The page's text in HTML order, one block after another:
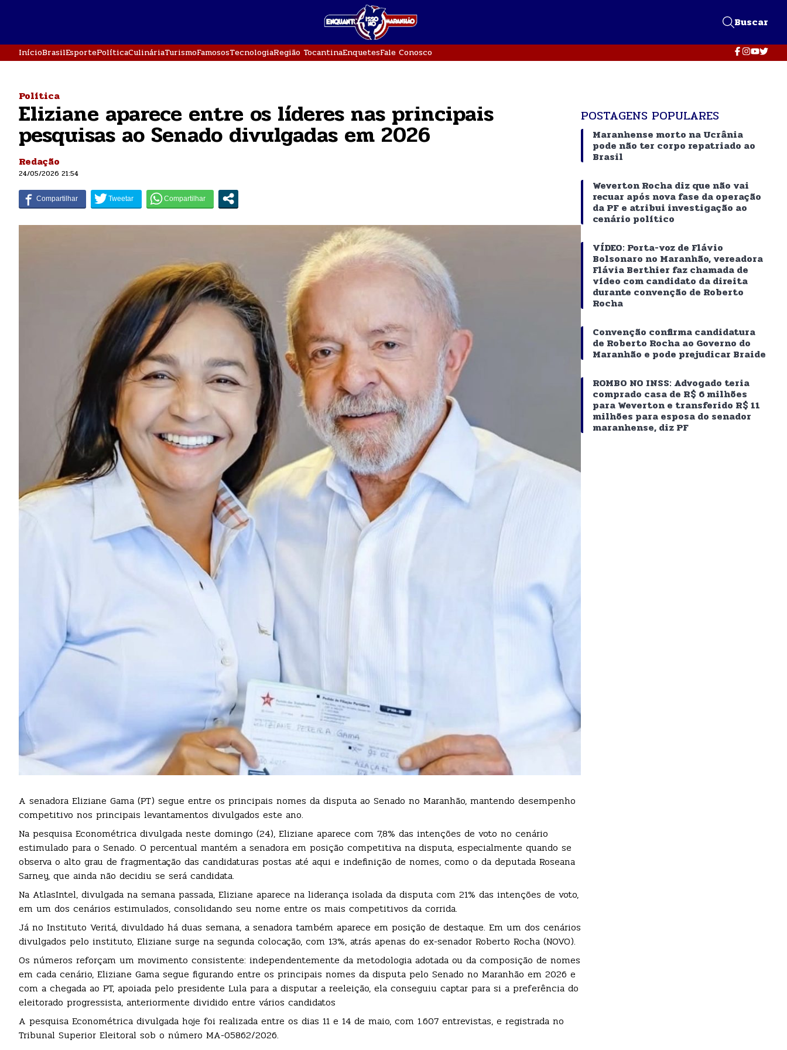
Buscar
InícioBrasilEsportePolíticaCulináriaTurismoFamososTecnologiaRegião TocantinaEnquetesFale Conosco
Política
Eliziane aparece entre os líderes nas principais
pesquisas ao Senado divulgadas em 2026
Redação
24/05/2026 21:54
A senadora Eliziane Gama (PT) segue entre os principais nomes da disputa ao Senado no Maranhão, mantendo desempenho
competitivo nos principais levantamentos divulgados este ano.
Na pesquisa Econométrica divulgada neste domingo (24), Eliziane aparece com 7,8% das intenções de voto no cenário
estimulado para o Senado. O percentual mantém a senadora em posição competitiva na disputa, especialmente quando se
observa o alto grau de fragmentação das candidaturas postas até aqui e indefinição de nomes, como o da deputada Roseana
Sarney, que ainda não decidiu se será candidata.
Na AtlasIntel, divulgada na semana passada, Eliziane aparece na liderança isolada da disputa com 21% das intenções de voto,
em um dos cenários estimulados, consolidando seu nome entre os mais competitivos da corrida.
Já no Instituto Veritá, divuldado há duas semana, a senadora também aparece em posição de destaque. Em um dos cenários
divulgados pelo instituto, Eliziane surge na segunda colocação, com 13%, atrás apenas do ex-senador Roberto Rocha (NOVO).
Os números reforçam um movimento consistente: independentemente da metodologia adotada ou da composição de nomes
em cada cenário, Eliziane Gama segue figurando entre os principais nomes da disputa pelo Senado no Maranhão em 2026 e
com a chegada ao PT, apoiada pelo presidente Lula para a disputar a reeleição, ela conseguiu captar para si a preferência do
eleitorado progressista, anteriormente dividido entre vários candidatos
A pesquisa Econométrica divulgada hoje foi realizada entre os dias 11 e 14 de maio, com 1.607 entrevistas, e registrada no
Tribunal Superior Eleitoral sob o número MA-05862/2026.
POSTAGENS POPULARES
Maranhense morto na Ucrânia
pode não ter corpo repatriado ao
Brasil
Weverton Rocha diz que não vai
recuar após nova fase da operação
da PF e atribui investigação ao
cenário político
VÍDEO: Porta-voz de Flávio
Bolsonaro no Maranhão, vereadora
Flávia Berthier faz chamada de
vídeo com candidato da direita
durante convenção de Roberto
Rocha
Convenção confirma candidatura
de Roberto Rocha ao Governo do
Maranhão e pode prejudicar Braide
ROMBO NO INSS: Advogado teria
comprado casa de R$ 6 milhões
para Weverton e transferido R$ 11
milhões para esposa do senador
maranhense, diz PF